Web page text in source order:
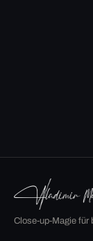
Close-up-Magie für